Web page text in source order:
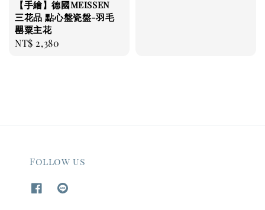
【手繪】德國MEISSEN
三花品 點心盤瓷盤-羽毛
罌粟主花
Regular
NT$ 2,380
Follow us